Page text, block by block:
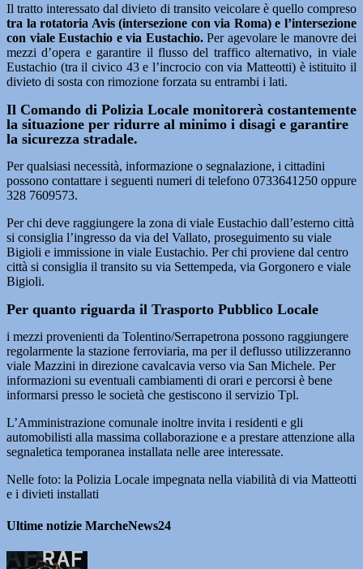
Il tratto interessato dal divieto di transito veicolare è quello compreso
tra la rotatoria Avis (intersezione con via Roma) e l’intersezione
con viale Eustachio e via Eustachio.Per agevolare le manovre dei
mezzi d’opera e garantire il flusso del traffico alternativo, in viale
Eustachio (tra il civico 43 e l’incrocio con via Matteotti) è istituito il
divieto di sosta con rimozione forzata su entrambi i lati.
Il Comando di Polizia Locale monitorerà costantemente
la situazione per ridurre al minimo i disagi e garantire
la sicurezza stradale.
Per qualsiasi necessità, informazione o segnalazione, i cittadini
possono contattare i seguenti numeri di telefono 0733641250 oppure
328 7609573.
Per chi deve raggiungere la zona di viale Eustachio dall’esterno città
si consiglia l’ingresso da via del Vallato, proseguimento su viale
Bigioli e immissione in viale Eustachio. Per chi proviene dal centro
città si consiglia il transito su via Settempeda, via Gorgonero e viale
Bigioli.
Per quanto riguarda il Trasporto Pubblico Locale
i mezzi provenienti da Tolentino/Serrapetrona possono raggiungere
regolarmente la stazione ferroviaria, ma per il deflusso utilizzeranno
viale Mazzini in direzione cavalcavia verso via San Michele. Per
informazioni su eventuali cambiamenti di orari e percorsi è bene
informarsi presso le società che gestiscono il servizio Tpl.
L’Amministrazione comunale inoltre invita i residenti e gli
automobilisti alla massima collaborazione e a prestare attenzione alla
segnaletica temporanea installata nelle aree interessate.
Nelle foto: la Polizia Locale impegnata nella viabilità di via Matteotti
e i divieti installati
Ultime notizie MarcheNews24